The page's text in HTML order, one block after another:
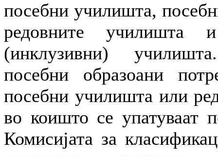
посебни училишта,
редовните училишта
(инклузивни)
посебни образоани
посебни училишта или
во коишто се упатуваат
Комисијата за